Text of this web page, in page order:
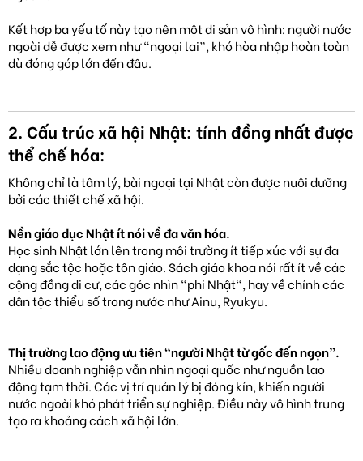
Kết hợp ba yếu tố này tạo nên một di sản vô hình: người nước
ngoài dễ được xem như “ngoại lai”, khó hòa nhập hoàn toàn
dù đóng góp lớn đến đâu.
2. Cấu trúc xã hội Nhật: tính đồng nhất được
thể chế hóa:
Không chỉ là tâm lý, bài ngoại tại Nhật còn được nuôi dưỡng
bởi các thiết chế xã hội.
Nền giáo dục Nhật ít nói về đa văn hóa.
Học sinh Nhật lớn lên trong môi trường ít tiếp xúc với sự đa
dạng sắc tộc hoặc tôn giáo. Sách giáo khoa nói rất ít về các
cộng đồng di cư, các góc nhìn "phi Nhật", hay về chính các
dân tộc thiểu số trong nước như Ainu, Ryukyu.
Thị trường lao động ưu tiên “người Nhật từ gốc đến ngọn”.
Nhiều doanh nghiệp vẫn nhìn ngoại quốc như nguồn lao
động tạm thời. Các vị trí quản lý bị đóng kín, khiến người
nước ngoài khó phát triển sự nghiệp. Điều này vô hình trung
tạo ra khoảng cách xã hội lớn.